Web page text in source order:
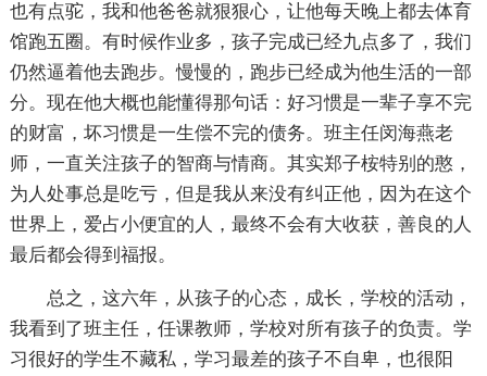
也有点驼，我和他爸爸就狠狠心，让他每天晚上都去体育
馆跑五圈。有时候作业多，孩子完成已经九点多了，我们
仍然逼着他去跑步。慢慢的，跑步已经成为他生活的一部
分。现在他大概也能懂得那句话：好习惯是一辈子享不完
的财富，坏习惯是一生偿不完的债务。班主任闵海燕老
师，一直关注孩子的智商与情商。其实郑子桉特别的憨，
为人处事总是吃亏，但是我从来没有纠正他，因为在这个
世界上，爱占小便宜的人，最终不会有大收获，善良的人
最后都会得到福报。
总之，这六年，从孩子的心态，成长，学校的活动，
我看到了班主任，任课教师，学校对所有孩子的负责。学
习很好的学生不藏私，学习最差的孩子不自卑，也很阳